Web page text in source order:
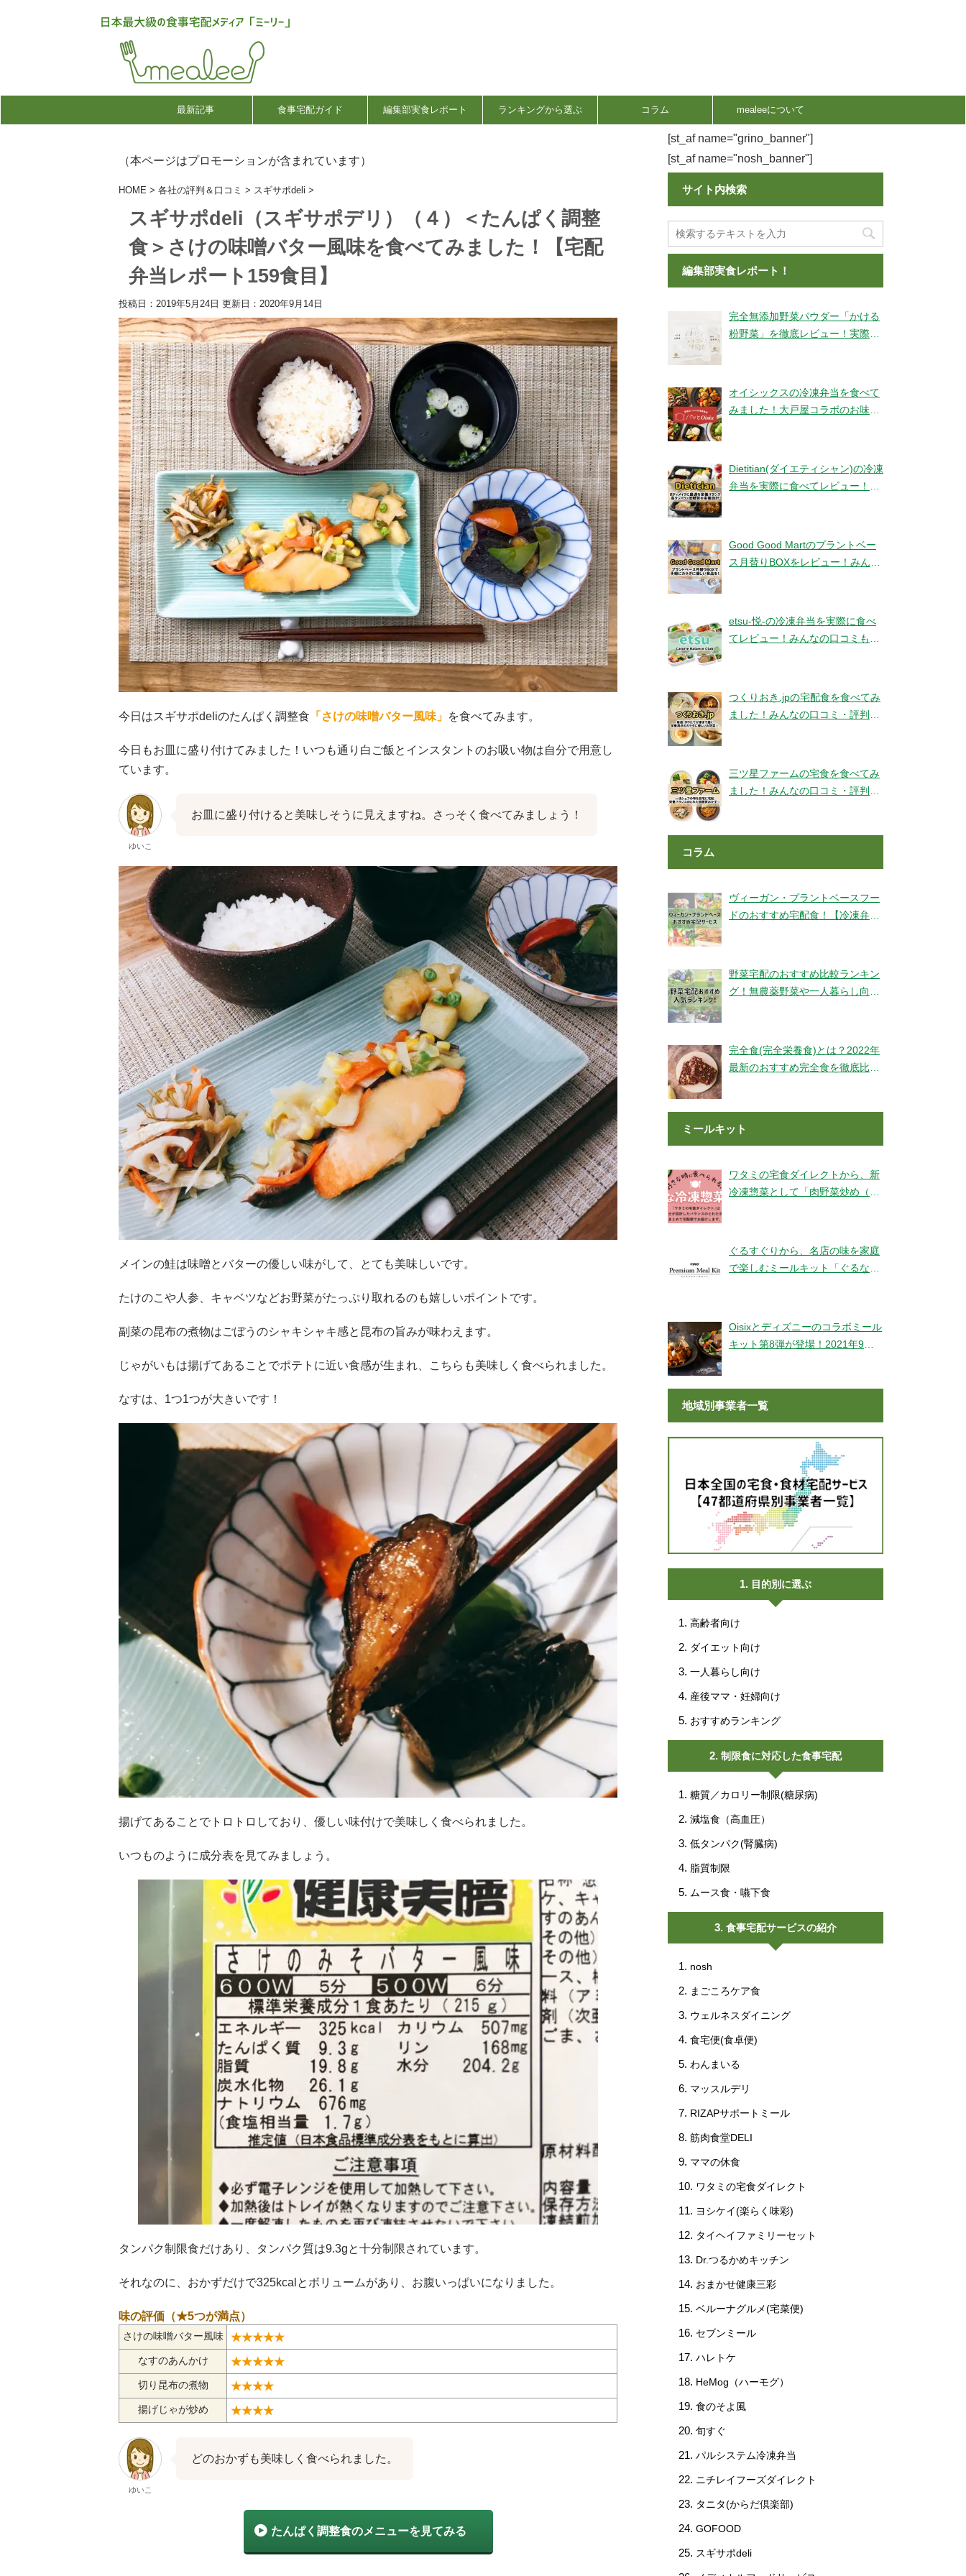
最新記事 食事宅配ガイド 編集部実食レポート ランキングから選ぶ コラム mealeeについて
（本ページはプロモーションが含まれています）
HOME > 各社の評判＆口コミ > スギサポdeli >
スギサポdeli（スギサポデリ）（４）＜たんぱく調整
食＞さけの味噌バター風味を食べてみました！【宅配
弁当レポート159食目】
投稿日：2019年5月24日 更新日： 2020年9月14日
今日はスギサポdeliのたんぱく調整食 「さけの味噌バター風味」 を食べてみます。
今日もお皿に盛り付けてみました！いつも通り白ご飯とインスタントのお吸い物は自分で用意し
ています。
ゆいこ
お皿に盛り付けると美味しそうに見えますね。さっそく食べてみましょう！
メインの鮭は味噌とバターの優しい味がして、とても美味しいです。
たけのこや人参、キャベツなどお野菜がたっぷり取れるのも嬉しいポイントです。
副菜の昆布の煮物はごぼうのシャキシャキ感と昆布の旨みが味わえます。
じゃがいもは揚げてあることでポテトに近い食感が生まれ、こちらも美味しく食べられました。
なすは、1つ1つが大きいです！
揚げてあることでトロトロしており、優しい味付けで美味しく食べられました。
いつものように成分表を見てみましょう。
タンパク制限食だけあり、タンパク質は9.3gと十分制限されています。
それなのに、おかずだけで325kcalとボリュームがあり、お腹いっぱいになりました。
味の評価（★5つが満点）
さけの味噌バター風味 ★★★★★
なすのあんかけ ★★★★★
切り昆布の煮物 ★★★★
揚げじゃが炒め ★★★★
ゆいこ
どのおかずも美味しく食べられました。
たんぱく調整食のメニューを見てみる
[st_af name="grino_banner"]
[st_af name="nosh_banner"]
サイト内検索
編集部実食レポート！
完全無添加野菜パウダー「かける
粉野菜」を徹底レビュー！実際に
オイシックスの冷凍弁当を食べて
みました！大戸屋コラボのお味と
Dietitian(ダイエティシャン)の冷凍
弁当を実際に食べてレビュー！み
Good Good Martのプラントベー
ス月替りBOXをレビュー！みんな
etsu-悦-の冷凍弁当を実際に食べ
てレビュー！みんなの口コミもチ
つくりおき.jpの宅配食を食べてみ
ました！みんなの口コミ・評判も
三ツ星ファームの宅食を食べてみ
ました！みんなの口コミ・評判も
コラム
ヴィーガン・プラントベースフー
ドのおすすめ宅配食！【冷凍弁
野菜宅配のおすすめ比較ランキン
グ！無農薬野菜や一人暮らし向け
完全食(完全栄養食)とは？2022年
最新のおすすめ完全食を徹底比較
ミールキット
ワタミの宅食ダイレクトから、新
冷凍惣菜として「肉野菜炒め（銚
ぐるすぐりから、名店の味を家庭
で楽しむミールキット「ぐるなび
Oisixとディズニーのコラボミール
キット第8弾が登場！2021年9月9
地域別事業者一覧
目的別に選ぶ
高齢者向け
ダイエット向け
一人暮らし向け
産後ママ・妊婦向け
おすすめランキング
制限食に対応した食事宅配
糖質／カロリー制限(糖尿病)
減塩食（高血圧）
低タンパク(腎臓病)
脂質制限
ムース食・嚥下食
食事宅配サービスの紹介
nosh
まごころケア食
ウェルネスダイニング
食宅便(食卓便)
わんまいる
マッスルデリ
RIZAPサポートミール
筋肉食堂DELI
ママの休食
ワタミの宅食ダイレクト
ヨシケイ(楽らく味彩)
タイヘイファミリーセット
Dr.つるかめキッチン
おまかせ健康三彩
ベルーナグルメ(宅菜便)
セブンミール
ハレトケ
HeMog（ハーモグ）
食のそよ風
旬すぐ
パルシステム冷凍弁当
ニチレイフーズダイレクト
タニタ(からだ倶楽部)
GOFOOD
スギサポdeli